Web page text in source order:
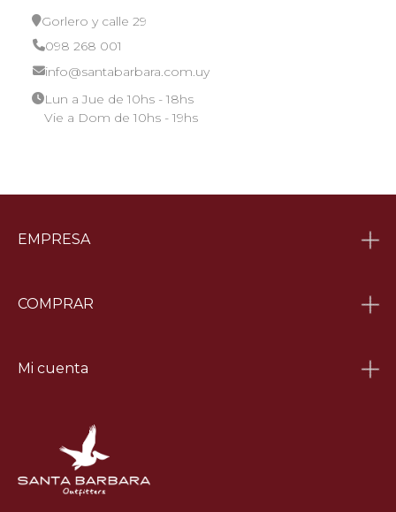
Gorlero y calle 29
098 268 001
info@santabarbara.com.uy
Lun a Jue de 10hs - 18hs
Vie a Dom de 10hs - 19hs
EMPRESA
COMPRAR
Mi cuenta